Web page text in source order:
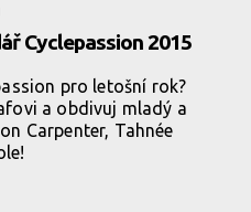
Cyclepassion 2015
pro letošní rok?
a obdivuj mladý a
Carpenter, Tahnée